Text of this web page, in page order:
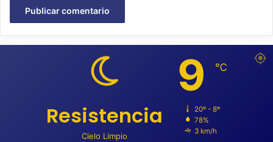
Resistencia
Cielo Limpio
9 ℃
20º - 8º
78%
3 km/h